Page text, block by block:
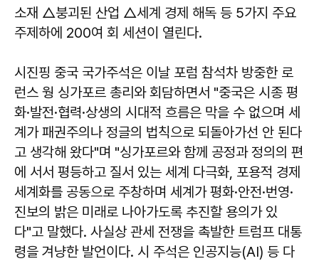
소재 △붕괴된 산업 △세계 경제 해독 등 5가지 주요
주제하에 200여 회 세션이 열린다.
시진핑 중국 국가주석은 이날 포럼 참석차 방중한 로
런스 웡 싱가포르 총리와 회담하면서 "중국은 시종 평
화·발전·협력·상생의 시대적 흐름은 막을 수 없으며 세
계가 패권주의나 정글의 법칙으로 되돌아가선 안 된다
고 생각해 왔다"며 "싱가포르와 함께 공정과 정의의 편
에 서서 평등하고 질서 있는 세계 다극화, 포용적 경제
세계화를 공동으로 주창하며 세계가 평화·안전·번영·
진보의 밝은 미래로 나아가도록 추진할 용의가 있
다"고 말했다. 사실상 관세 전쟁을 촉발한 트럼프 대통
령을 겨냥한 발언이다. 시 주석은 인공지능(AI) 등 다